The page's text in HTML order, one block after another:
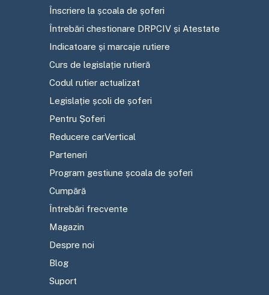
Înscriere la școala de șoferi
Întrebări chestionare DRPCIV și Atestate
Indicatoare și marcaje rutiere
Curs de legislație rutieră
Codul rutier actualizat
Legislație școli de șoferi
Pentru Șoferi
Reducere carVertical
Parteneri
Program gestiune școala de șoferi
Cumpără
Întrebări frecvente
Magazin
Despre noi
Blog
Suport